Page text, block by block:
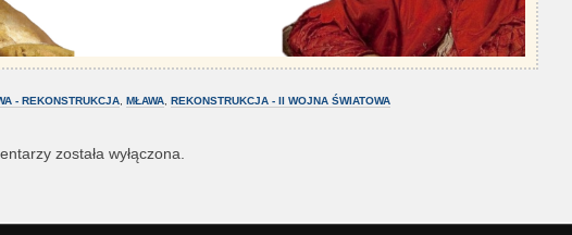
- REKONSTRUKCJA, MŁAWA, REKONSTRUKCJA - II WOJNA ŚWIATOWA
została wyłączona.